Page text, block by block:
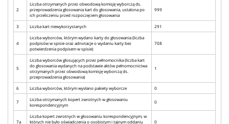
2
Liczba otrzymanych przez obwodową komisję wyborczą ds.
przeprowadzenia głosowania kart do głosowania, ustalona po
ich przeliczeniu przed rozpoczęciem głosowania
999
3 Liczba kart niewykorzystanych 291
4
Liczba wyborców, którym wydano karty do głosowania (liczba
podpisów w spisie oraz adnotacje o wydaniu karty bez
potwierdzenia podpisem w spisie)
708
5
Liczba wyborców głosujących przez pełnomocnika (liczba kart
do głosowania wydanych na podstawie aktów pełnomocnictwa
otrzymanych przez obwodową komisję wyborczą ds.
przeprowadzenia głosowania)
1
6 Liczba wyborców, którym wysłano pakiety wyborcze 0
7
Liczba otrzymanych kopert zwrotnych w głosowaniu
korespondencyjnym
0
7a
Liczba kopert zwrotnych w głosowaniu korespondencyjnym, w
których nie było oświadczenia o osobistym i tajnym oddaniu
0